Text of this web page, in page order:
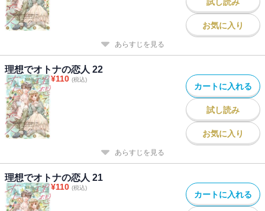
お気に入り
あらすじを見る
理想でオトナの恋人 22
¥110 (税込)
カートに入れる
試し読み
お気に入り
あらすじを見る
理想でオトナの恋人 21
¥110 (税込)
カートに入れる